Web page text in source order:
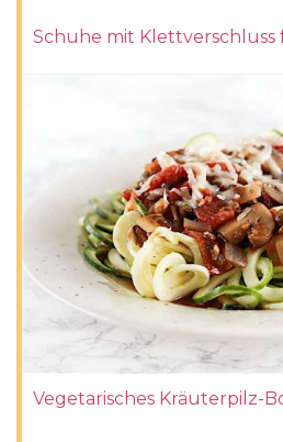
Schuhe mit Klettverschluss
Vegetarisches Kräuterpilz-